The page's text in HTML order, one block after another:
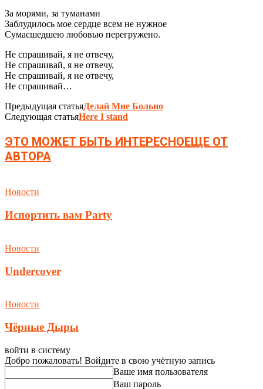
За морями, за туманами
Заблудилось мое сердце всем не нужное
Сумасшедшею любовью перегружено.
Не спрашивай, я не отвечу,
Не спрашивай, я не отвечу,
Не спрашивай, я не отвечу,
Не спрашивай…
Предыдущая статьяДелай Мне Больно
Следующая статьяHere I stand
ЭТО МОЖЕТ БЫТЬ ИНТЕРЕСНОЕЩЕ ОТ
АВТОРА
Новости
Испортить вам Party
Новости
Undercover
Новости
Чёрные Дыры
войти в систему
Добро пожаловать! Войдите в свою учётную запись
Ваше имя пользователя
Ваш пароль